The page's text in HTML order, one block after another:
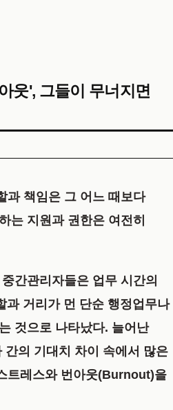
웃', 그들이 무너지면
과 책임은 그 어느 때보다
는 지원과 권한은 여전히
간관리자들은 업무 시간의
과 거리가 먼 단순 행정업무나
것으로 나타났다. 늘어난
의 기대치 차이 속에서 많은
트레스와 번아웃(Burnout)을